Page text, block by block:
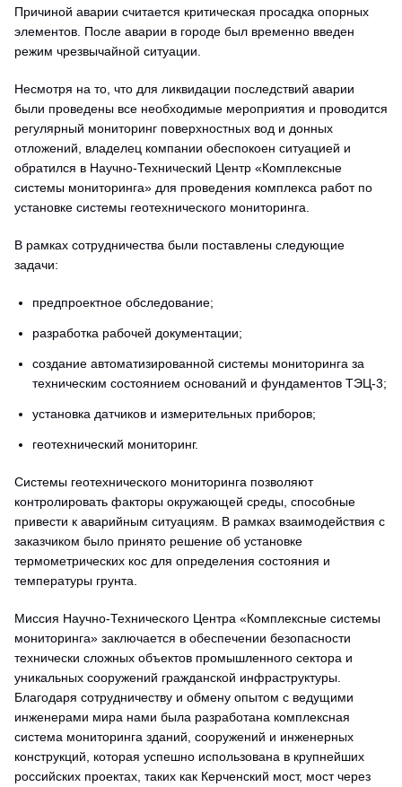
Причиной аварии считается критическая просадка опорных
элементов. После аварии в городе был временно введен
режим чрезвычайной ситуации.
Несмотря на то, что для ликвидации последствий аварии
были проведены все необходимые мероприятия и проводится
регулярный мониторинг поверхностных вод и донных
отложений, владелец компании обеспокоен ситуацией и
обратился в Научно-Технический Центр «Комплексные
системы мониторинга» для проведения комплекса работ по
установке системы геотехнического мониторинга.
В рамках сотрудничества были поставлены следующие
задачи:
предпроектное обследование;
разработка рабочей документации;
создание автоматизированной системы мониторинга за
техническим состоянием оснований и фундаментов ТЭЦ-3;
установка датчиков и измерительных приборов;
геотехнический мониторинг.
Системы геотехнического мониторинга позволяют
контролировать факторы окружающей среды, способные
привести к аварийным ситуациям. В рамках взаимодействия с
заказчиком было принято решение об установке
термометрических кос для определения состояния и
температуры грунта.
Миссия Научно-Технического Центра «Комплексные системы
мониторинга» заключается в обеспечении безопасности
технически сложных объектов промышленного сектора и
уникальных сооружений гражданской инфраструктуры.
Благодаря сотрудничеству и обмену опытом с ведущими
инженерами мира нами была разработана комплексная
система мониторинга зданий, сооружений и инженерных
конструкций, которая успешно использована в крупнейших
российских проектах, таких как Керченский мост, мост через